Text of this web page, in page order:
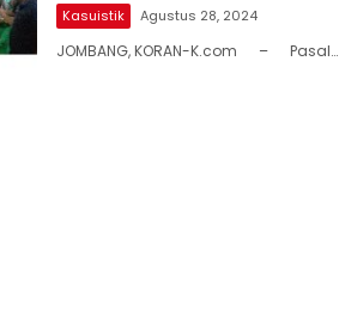
Kasuistik Agustus 28, 2024
JOMBANG, KORAN-K.com – Pasal…